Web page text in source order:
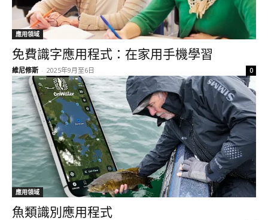
應用領域
免費識字應用程式：在家用手機學習
維尼修斯 - 2025年9月至6日 0
應用領域
魚類識別應用程式